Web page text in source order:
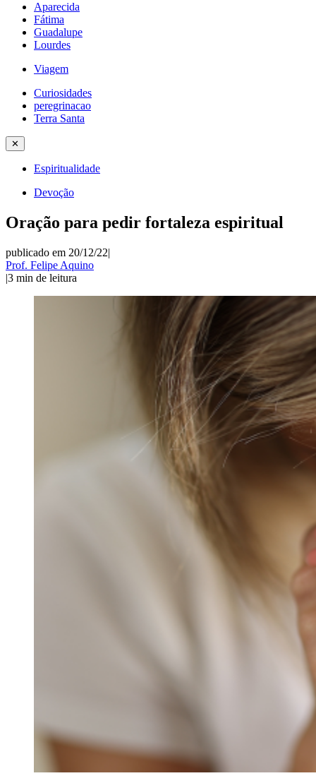
Aparecida
Fátima
Guadalupe
Lourdes
Viagem
Curiosidades
peregrinacao
Terra Santa
✕
Espiritualidade
Devoção
Oração para pedir fortaleza espiritual
publicado em 20/12/22|
Prof. Felipe Aquino
|3 min de leitura